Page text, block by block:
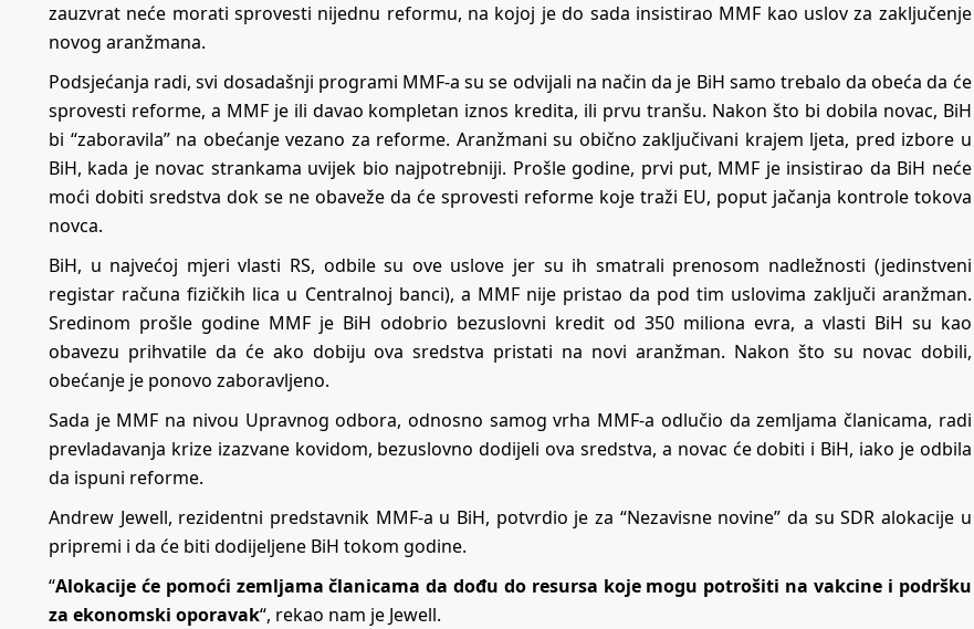
zauzvrat neće morati sprovesti nijednu reformu, na kojoj je do sada insistirao MMF kao uslov za zaključenje
novog aranžmana.
Podsjećanja radi, svi dosadašnji programi MMF-a su se odvijali na način da je BiH samo trebalo da obeća da će
sprovesti reforme, a MMF je ili davao kompletan iznos kredita, ili prvu tranšu. Nakon što bi dobila novac, BiH
bi “zaboravila” na obećanje vezano za reforme. Aranžmani su obično zaključivani krajem ljeta, pred izbore u
BiH, kada je novac strankama uvijek bio najpotrebniji. Prošle godine, prvi put, MMF je insistirao da BiH neće
moći dobiti sredstva dok se ne obaveže da će sprovesti reforme koje traži EU, poput jačanja kontrole tokova
novca.
BiH, u najvećoj mjeri vlasti RS, odbile su ove uslove jer su ih smatrali prenosom nadležnosti (jedinstveni
registar računa fizičkih lica u Centralnoj banci), a MMF nije pristao da pod tim uslovima zaključi aranžman.
Sredinom prošle godine MMF je BiH odobrio bezuslovni kredit od 350 miliona evra, a vlasti BiH su kao
obavezu prihvatile da će ako dobiju ova sredstva pristati na novi aranžman. Nakon što su novac dobili,
obećanje je ponovo zaboravljeno.
Sada je MMF na nivou Upravnog odbora, odnosno samog vrha MMF-a odlučio da zemljama članicama, radi
prevladavanja krize izazvane kovidom, bezuslovno dodijeli ova sredstva, a novac će dobiti i BiH, iako je odbila
da ispuni reforme.
Andrew Jewell, rezidentni predstavnik MMF-a u BiH, potvrdio je za “Nezavisne novine” da su SDR alokacije u
pripremi i da će biti dodijeljene BiH tokom godine.
“Alokacije će pomoći zemljama članicama da dođu do resursa koje mogu potrošiti na vakcine i podršku
za ekonomski oporavak“, rekao nam je Jewell.